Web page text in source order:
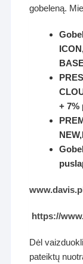
gobeleną.
+ 7%
https://
Dėl
pateiktų